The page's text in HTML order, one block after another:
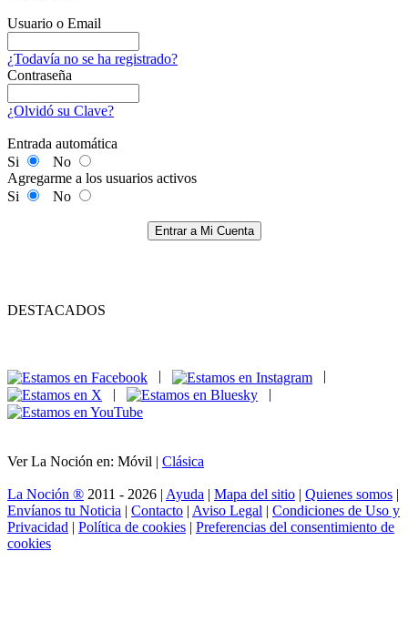
Usuario o Email
¿Todavía no se ha registrado?
Contraseña
¿Olvidó su Clave?
Entrada automática
Si
No
Agregarme a los usuarios activos
Si
No
Entrar a Mi Cuenta
DESTACADOS
|
|
Ver La Noción en: Móvil | Clásica
La Noción ® 2011 - 2026 | Ayuda | Mapa del sitio | Quienes somos |
Envíanos tu Noticia | Contacto | Aviso Legal | Condiciones de Uso y
Privacidad | Política de cookies | Preferencias del consentimiento de
cookies